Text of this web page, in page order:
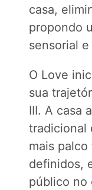
casa,
propondo
sensorial
O Love
sua
III. A casa
tradicional
mais
definidos,
público no